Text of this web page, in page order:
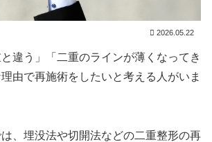
2026.05.22
と違う」「二重のラインが薄くなってき
由で再施術をしたいと考える人がいま
、埋没法や切開法などの二重整形の再